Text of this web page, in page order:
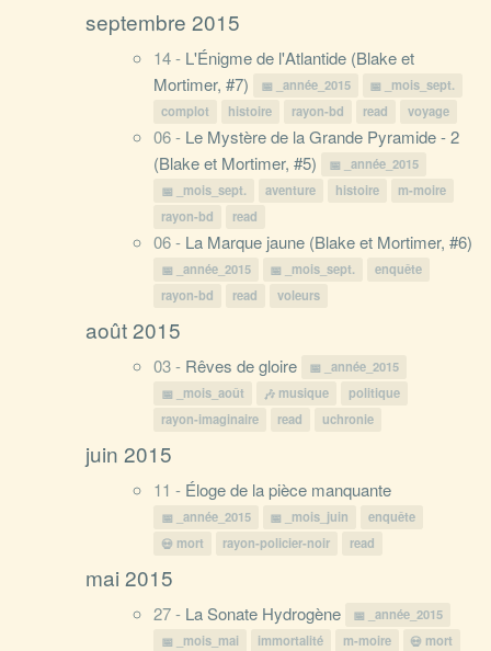
septembre 2015
14 - L'Énigme de l'Atlantide (Blake et
Mortimer, #7)
_année_2015
_mois_sept.
complot
histoire rayon-bd read voyage
06 - Le Mystère de la Grande Pyramide - 2
(Blake et Mortimer, #5)
_année_2015
_mois_sept.
aventure histoire
m-moire
rayon-bd
read
06 - La Marque jaune (Blake et Mortimer, #6)
_année_2015 _mois_sept.
enquête
rayon-bd
read voleurs
août 2015
03 - Rêves de gloire
_année_2015
_mois_août
musique
politique
rayon-imaginaire
read uchronie
juin 2015
11 - Éloge de la pièce manquante
_année_2015 _mois_juin
enquête
mort
rayon-policier-noir read
mai 2015
27 - La Sonate Hydrogène
_année_2015
_mois_mai
immortalité m-moire
mort